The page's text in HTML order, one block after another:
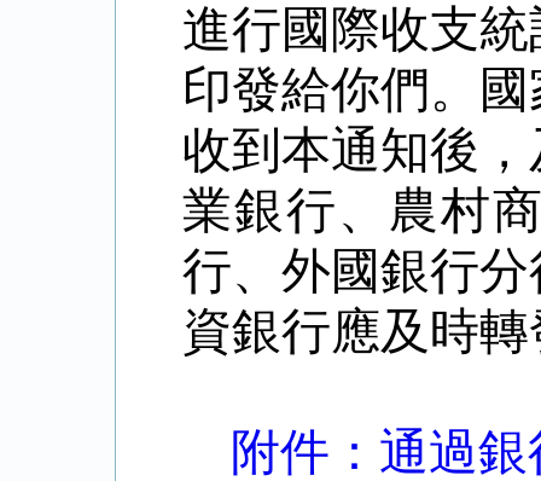
進行國際收支
印發給你們。
收到本通知後
業銀行、農村
行、外國銀行
資銀行應及時轉
附件：通過